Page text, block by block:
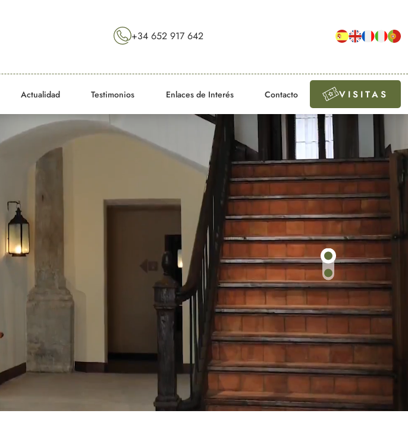
+34 652 917 642
Actualidad Testimonios Enlaces de Interés Contacto VISITAS